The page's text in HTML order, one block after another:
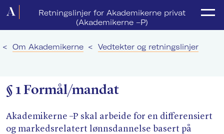
Retningslinjer for Akademikerne privat
(Akademikerne –P)
Forside
Politikk
Lønnsoppgjør
Kurs og konferanser
For media
< Om Akademikerne < Vedtekter og retningslinjer
§ 1 Formål/​mandat
Akademikerne –P skal arbeide for en differensiert
og markedsrelatert lønnsdannelse basert på